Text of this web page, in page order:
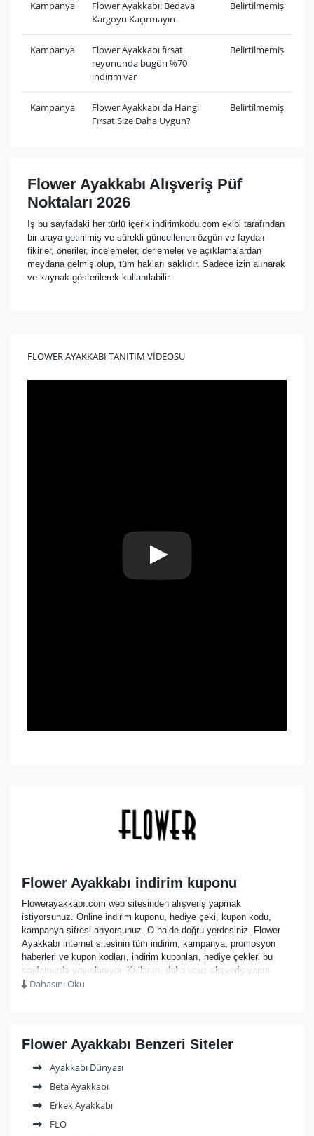
Kampanya
Flower Ayakkabı: Bedava
Kargoyu Kaçırmayın
Belirtilmemiş
Kampanya
Flower Ayakkabı fırsat
reyonunda bugün %70
indirim var
Belirtilmemiş
Kampanya
Flower Ayakkabı'da Hangi
Fırsat Size Daha Uygun?
Belirtilmemiş
Flower Ayakkabı Alışveriş Püf
Noktaları 2026
İş bu sayfadaki her türlü içerik indirimkodu.com ekibi tarafından
bir araya getirilmiş ve sürekli güncellenen özgün ve faydalı
fikirler, öneriler, incelemeler, derlemeler ve açıklamalardan
meydana gelmiş olup, tüm hakları saklıdır. Sadece izin alınarak
ve kaynak gösterilerek kullanılabilir.
FLOWER AYAKKABI TANITIM VİDEOSU
Flower Ayakkabı indirim kuponu
Flowerayakkabı.com web sitesinden alışveriş yapmak
istiyorsunuz. Online indirim kuponu, hediye çeki, kupon kodu,
kampanya şifresi arıyorsunuz. O halde doğru yerdesiniz. Flower
Ayakkabı internet sitesinin tüm indirim, kampanya, promosyon
haberleri ve kupon kodları, indirim kuponları, hediye çekleri bu
sayfamızda yayınlanıyor. Kullanın, daha ucuz alışveriş yapın.
Dahasını Oku
Flower Ayakkabı Benzeri Siteler
Ayakkabı Dünyası
Beta Ayakkabı
Erkek Ayakkabı
FLO